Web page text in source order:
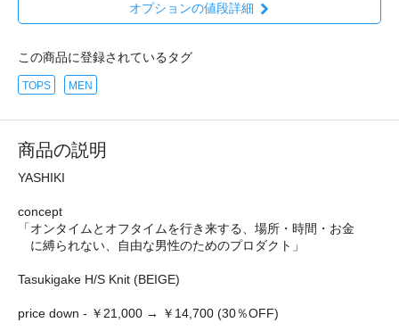
オプションの値段詳細
この商品に登録されているタグ
TOPS MEN
商品の説明
YASHIKI
concept
「オンタイムとオフタイムを行き来する、場所・時間・お金
に縛られない、自由な男性のためのプロダクト」
Tasukigake H/S Knit (BEIGE)
price down - ￥21,000 → ￥14,700 (30％OFF)